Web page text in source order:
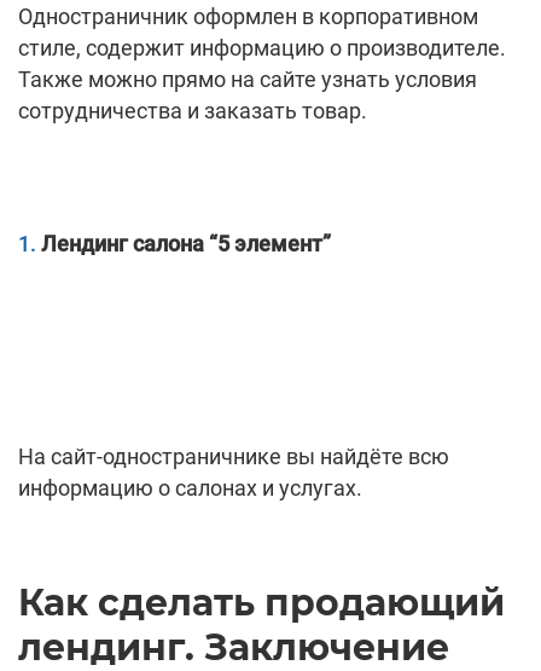
Одностраничник оформлен в корпоративном
стиле, содержит информацию о производителе.
Также можно прямо на сайте узнать условия
сотрудничества и заказать товар.
Лендинг салона “5 элемент”
На сайт-одностраничнике вы найдёте всю
информацию о салонах и услугах.
Как сделать продающий
лендинг. Заключение